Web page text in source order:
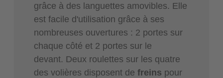
grâce à des languettes amovibles. Elle
est facile d'utilisation grâce à ses
nombreuses ouvertures : 2 portes sur
chaque côté et 2 portes sur le
devant. Deux roulettes sur les quatre
des volières disposent de freins pour